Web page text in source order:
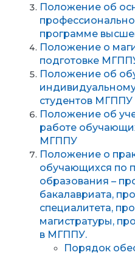
Положение об
программе
Положение о
подготовке
Положение об
студентов МГППУ
Положение об
работе
МГППУ
Положение о
обучающихся по
образования –
бакалавриата,
специалитета,
магистратуры,
в МГППУ.
Порядок